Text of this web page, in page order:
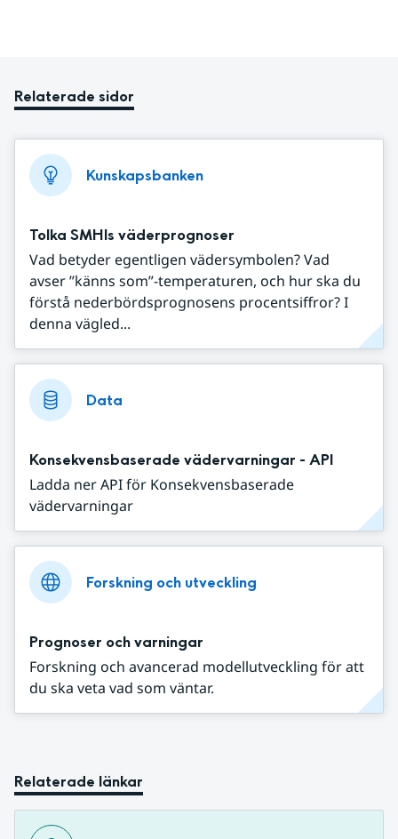
Relaterade sidor
Kunskapsbanken
Tolka SMHIs väderprognoser
Vad betyder egentligen vädersymbolen? Vad
avser ”känns som”-temperaturen, och hur ska du
förstå nederbördsprognosens procentsiffror? I
denna vägled...
Data
Konsekvensbaserade vädervarningar - API
Ladda ner API för Konsekvensbaserade
vädervarningar
Forskning och utveckling
Prognoser och varningar
Forskning och avancerad modellutveckling för att
du ska veta vad som väntar.
Relaterade länkar